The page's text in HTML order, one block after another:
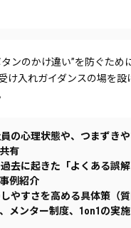
タンのかけ違い”を防ぐため
け入れガイダンスの場を設
の心理状態や、つまずき
有
去に起きた「よくある誤
例紹介
やすさを高める具体策（
メンター制度、1on1の実施